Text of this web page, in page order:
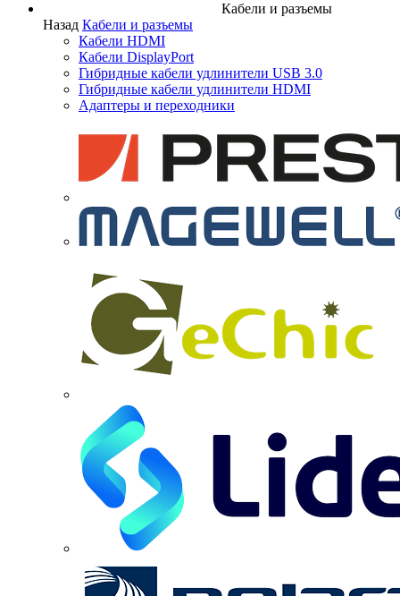
Кабели и разъемы
Назад Кабели и разъемы
Кабели HDMI
Кабели DisplayPort
Гибридные кабели удлинители USB 3.0
Гибридные кабели удлинители HDMI
Адаптеры и переходники